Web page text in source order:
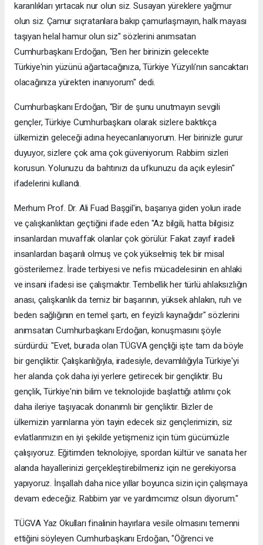
karanlıkları yırtacak nur olun siz. Susayan yüreklere yağmur
olun siz. Çamur sıçratanlara bakıp çamurlaşmayın, halk mayası
taşıyan helal hamur olun siz" sözlerini anımsatan
Cumhurbaşkanı Erdoğan, "Ben her birinizin gelecekte
Türkiye'nin yüzünü ağartacağınıza, Türkiye Yüzyılı'nın sancaktarı
olacağınıza yürekten inanıyorum" dedi.
Cumhurbaşkanı Erdoğan, "Bir de şunu unutmayın sevgili
gençler, Türkiye Cumhurbaşkanı olarak sizlere baktıkça
ülkemizin geleceği adına heyecanlanıyorum. Her birinizle gurur
duyuyor, sizlere çok ama çok güveniyorum. Rabbim sizleri
korusun. Yolunuzu da bahtınızı da ufkunuzu da açık eylesin"
ifadelerini kullandı.
Merhum Prof. Dr. Ali Fuad Başgil'in, başarıya giden yolun irade
ve çalışkanlıktan geçtiğini ifade eden "Az bilgili, hatta bilgisiz
insanlardan muvaffak olanlar çok görülür. Fakat zayıf iradeli
insanlardan başarılı olmuş ve çok yükselmiş tek bir misal
gösterilemez. İrade terbiyesi ve nefis mücadelesinin en ahlaki
ve insani ifadesi ise çalışmaktır. Tembellik her türlü ahlaksızlığın
anası, çalışkanlık da temiz bir başarının, yüksek ahlakın, ruh ve
beden sağlığının en temel şartı, en feyizli kaynağıdır" sözlerini
anımsatan Cumhurbaşkanı Erdoğan, konuşmasını şöyle
sürdürdü: "Evet, burada olan TÜGVA gençliği işte tam da böyle
bir gençliktir. Çalışkanlığıyla, iradesiyle, devamlılığıyla Türkiye'yi
her alanda çok daha iyi yerlere getirecek bir gençliktir. Bu
gençlik, Türkiye'nin bilim ve teknolojide başlattığı atılımı çok
daha ileriye taşıyacak donanımlı bir gençliktir. Bizler de
ülkemizin yarınlarına yön tayin edecek siz gençlerimizin, siz
evlatlarımızın en iyi şekilde yetişmeniz için tüm gücümüzle
çalışıyoruz. Eğitimden teknolojiye, spordan kültür ve sanata her
alanda hayallerinizi gerçekleştirebilmeniz için ne gerekiyorsa
yapıyoruz. İnşallah daha nice yıllar boyunca sizin için çalışmaya
devam edeceğiz. Rabbim yar ve yardımcımız olsun diyorum."
TÜGVA Yaz Okulları finalinin hayırlara vesile olmasını temenni
ettiğini söyleyen Cumhurbaşkanı Erdoğan, "Öğrenci ve